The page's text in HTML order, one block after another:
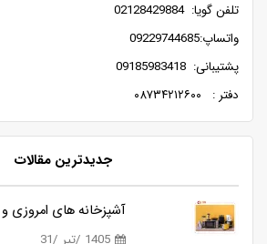
تلفن گویا: 02128429884
واتساپ:09229744685
پشتیبانی: 09185983418
دفتر : ۰۸۷۳۴۲۱۲۶۰۰
جدیدترین مقالات
1405 /تیر /31